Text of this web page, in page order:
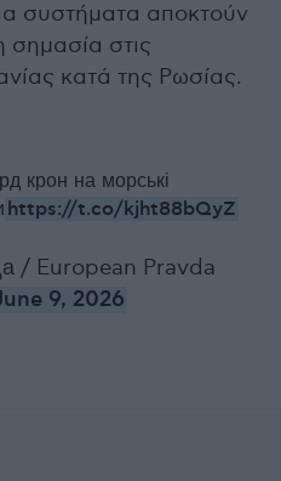
συστήματα αποκτούν
σημασία στις
κατά της Ρωσίας.
крон на морські
https://t.co/kjht88bQyZ
/ European Pravda
9, 2026